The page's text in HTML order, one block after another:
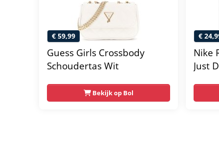
€ 59,99
Guess Girls Crossbody
Schoudertas Wit
Bekijk op Bol
€
Nike
Just